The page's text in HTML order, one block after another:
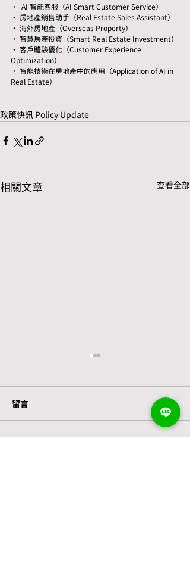
•  AI 智能客服（AI Smart Customer Service）
• 房地產銷售助手（Real Estate Sales Assistant）
• 海外房地產（Overseas Property）
• 智慧房產投資（Smart Real Estate Investment）
• 客戶體驗優化（Customer Experience
Optimization）
• 智能技術在房地產中的應用（Application of AI in
Real Estate）
政策快訊 Policy Update
相關文章 查看全部
留言